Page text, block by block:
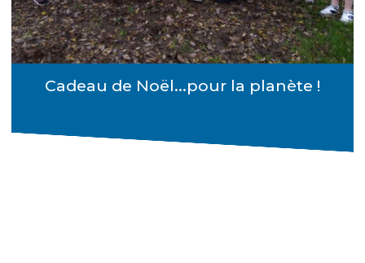
Cadeau de Noël...pour la planète !